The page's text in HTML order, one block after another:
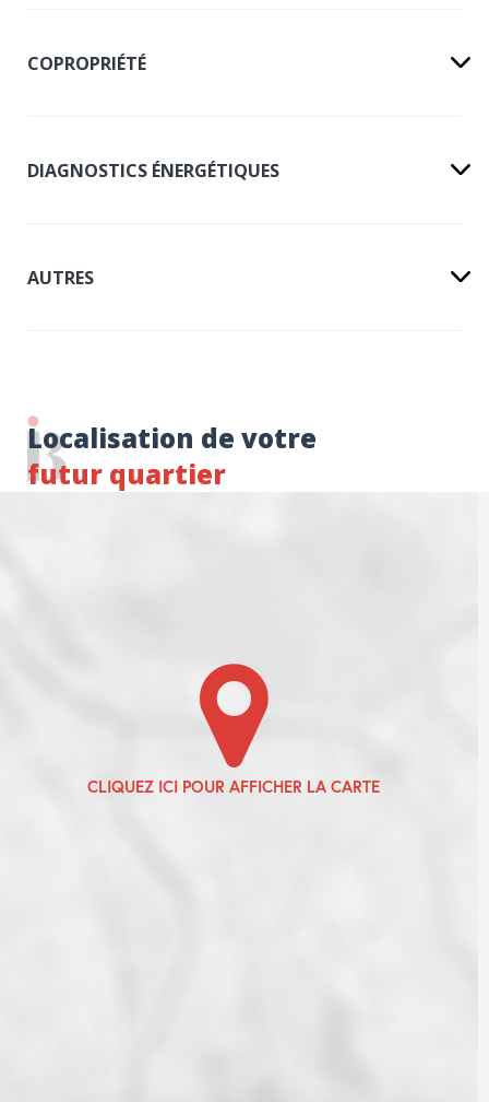
COPROPRIÉTÉ
DIAGNOSTICS ÉNERGÉTIQUES
AUTRES
Localisation de votre
futur quartier